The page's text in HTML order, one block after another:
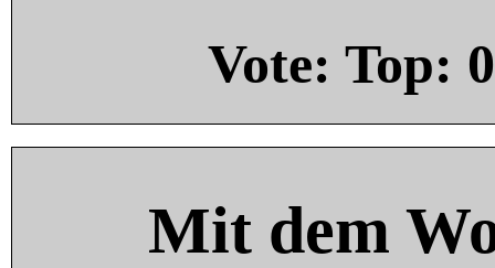
Vote: Top: 0
Mit dem